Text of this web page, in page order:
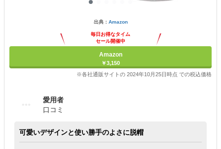
出典： Amazon
毎日お得なタイム
セール開催中
Amazon
￥3,150
※各社通販サイトの 2024年10月25日時点 での税込価格
愛用者
口コミ
可愛いデザインと使い勝手のよさに脱帽